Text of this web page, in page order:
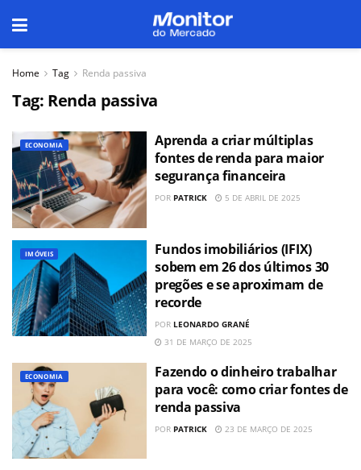
Home Tag Renda passiva
Tag: Renda passiva
ECONOMIA
Aprenda a criar múltiplas
fontes de renda para maior
segurança financeira
POR PATRICK 5 DE ABRIL DE 2025
IMÓVEIS
Fundos imobiliários (IFIX)
sobem em 26 dos últimos 30
pregões e se aproximam de
recorde
POR LEONARDO GRANÉ
31 DE MARÇO DE 2025
ECONOMIA
Fazendo o dinheiro trabalhar
para você: como criar fontes de
renda passiva
POR PATRICK 23 DE MARÇO DE 2025